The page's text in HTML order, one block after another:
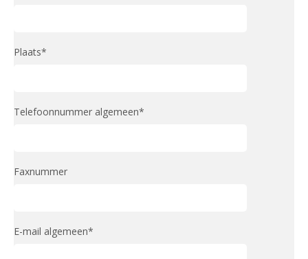
Plaats*
Telefoonnummer algemeen*
Faxnummer
E-mail algemeen*